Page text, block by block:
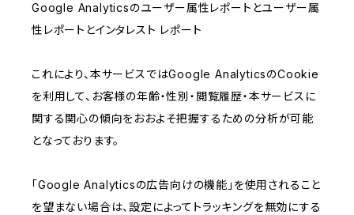
Google Analyticsのユーザー属性レポートとユーザー属
性レポートとインタレスト レポート
これにより、本サービスではGoogle AnalyticsのCookie
を利用して、お客様の年齢・性別・閲覧履歴・本サービスに
関する関心の傾向をおおよそ把握するための分析が可能
となっております。
「Google Analyticsの広告向けの機能」を使用されること
を望まない場合は、設定によってトラッキングを無効にする